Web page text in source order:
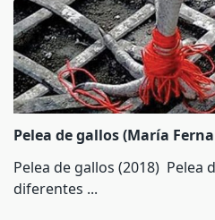
Pelea de gallos (María
Pelea de gallos (2018) Pelea
diferentes ...